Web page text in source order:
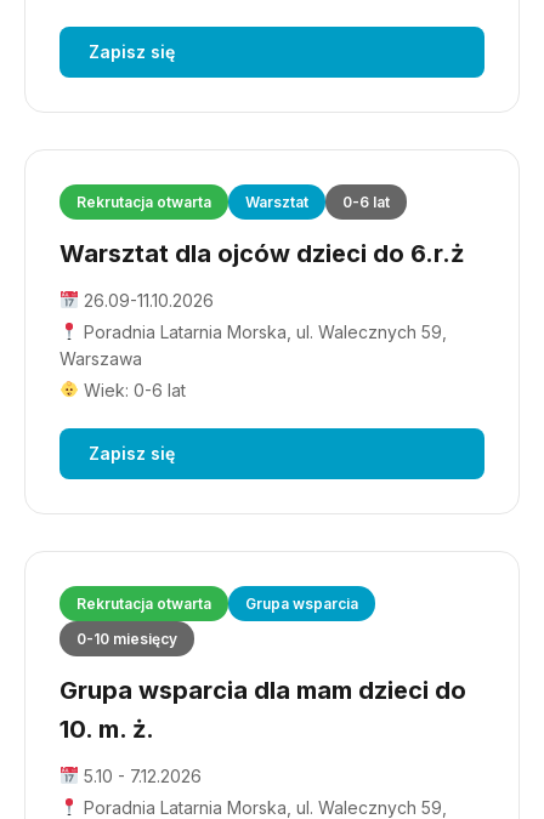
Zapisz się
Rekrutacja otwarta Warsztat 0-6 lat
Warsztat dla ojców dzieci do 6.r.ż
26.09-11.10.2026
Poradnia Latarnia Morska, ul. Walecznych 59,
Warszawa
Wiek: 0-6 lat
Zapisz się
Rekrutacja otwarta
Grupa wsparcia
0-10 miesięcy
Grupa wsparcia dla mam dzieci do
10. m. ż.
5.10 - 7.12.2026
Poradnia Latarnia Morska, ul. Walecznych 59,